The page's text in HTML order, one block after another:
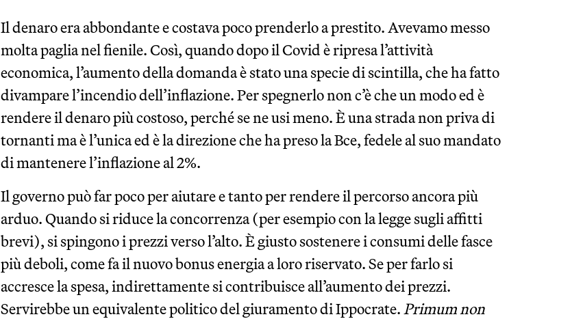
Il denaro era abbondante e costava poco prenderlo a prestito. Avevamo messo
molta paglia nel fienile. Così, quando dopo il Covid è ripresa l’attività
economica, l’aumento della domanda è stato una specie di scintilla, che ha fatto
divampare l’incendio dell’inflazione. Per spegnerlo non c’è che un modo ed è
rendere il denaro più costoso, perché se ne usi meno. È una strada non priva di
tornanti ma è l’unica ed è la direzione che ha preso la Bce, fedele al suo mandato
di mantenere l’inflazione al 2%.
Il governo può far poco per aiutare e tanto per rendere il percorso ancora più
arduo. Quando si riduce la concorrenza (per esempio con la legge sugli affitti
brevi), si spingono i prezzi verso l’alto. È giusto sostenere i consumi delle fasce
più deboli, come fa il nuovo bonus energia a loro riservato. Se per farlo si
accresce la spesa, indirettamente si contribuisce all’aumento dei prezzi.
Servirebbe un equivalente politico del giuramento di Ippocrate.Primum non